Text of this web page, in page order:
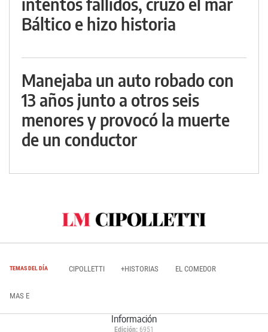
Báltico e hizo historia
Manejaba un auto robado con
13 años junto a otros seis
menores y provocó la muerte
de un conductor
TEMAS DEL DÍA CIPOLLETTI +HISTORIAS EL COMEDOR
MAS E
Información
Edición: 6951